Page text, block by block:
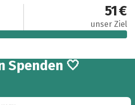
51 €
unser Ziel
5
Spenden 🤍